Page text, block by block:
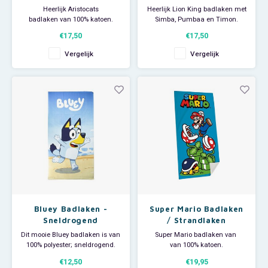
Heerlijk Aristocats
badlaken van 100% katoen.
een print van Marie Cat.
Het strandlaken is ideaal voor
thuisgebruik, voor bij de
zwemles of om op te luieren op
Afmeting: 70 x 140 cm.
€17,50
Vergelijk
Heerlijk Lion King badlaken met
Simba, Pumbaa en Timon.
King handdoek is ideaal voor
thuisgebruik, voor bij de
zwemles of om als strandlaken
te gebruiken om te luieren op
Afmeting: 70 x 140 cm.
Materiaal: 100% katoe
€17,50
Vergelijk
Bluey Badlaken -
Sneldrogend
Dit mooie Bluey badlaken is van
100% polyester; sneldrogend.
voor thuisgebruik of bij de
€12,50
Super Mario Badlaken
/ Strandlaken
Super Mario badlaken van
van 100% katoen.
voor thuisgebruik, voor bij de
€19,95